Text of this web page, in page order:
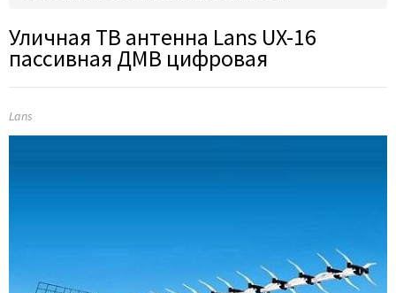
Уличная ТВ антенна Lans UX-16
пассивная ДМВ цифровая
Lans